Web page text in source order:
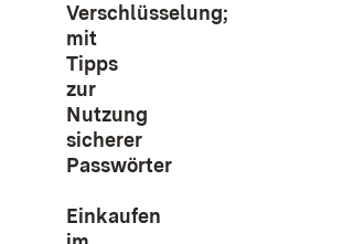
Verschlüsselung;
mit
Tipps
zur
Nutzung
sicherer
Passwörter
Einkaufen